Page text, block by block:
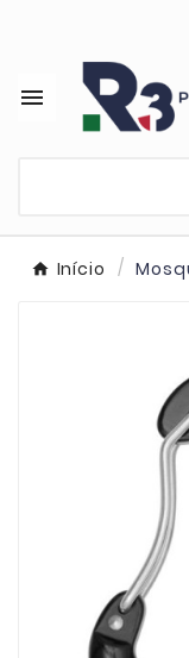

Início